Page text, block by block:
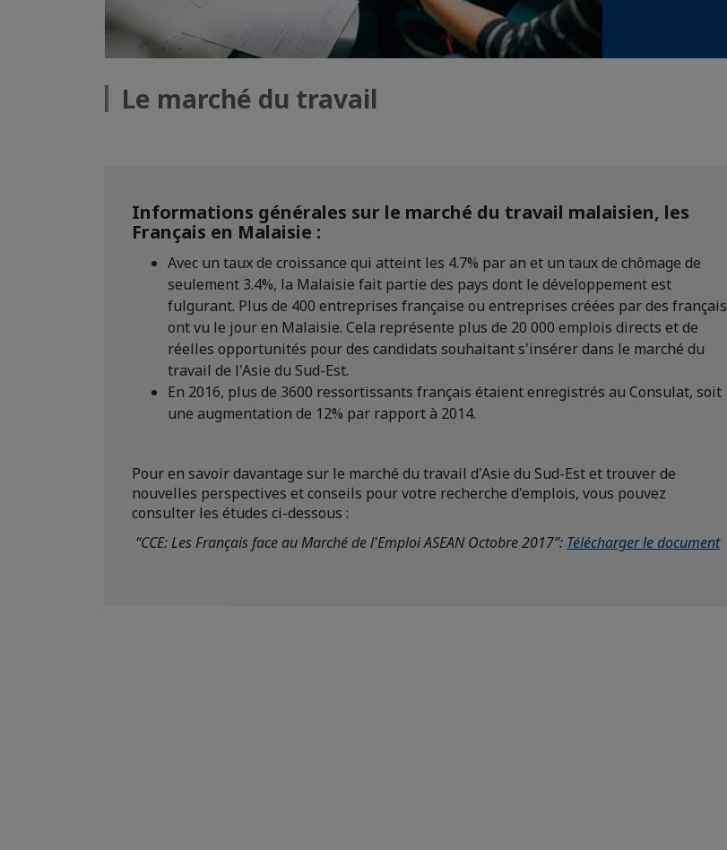
Le marché du travail
Informations générales sur le marché du travail malaisien, les
Français en Malaisie :
Avec un taux de croissance qui atteint les 4.7% par an et un taux de chômage de
seulement 3.4%, la Malaisie fait partie des pays dont le développement est
fulgurant. Plus de 400 entreprises française ou entreprises créées par des français
ont vu le jour en Malaisie. Cela représente plus de 20 000 emplois directs et de
réelles opportunités pour des candidats souhaitant s'insérer dans le marché du
travail de l'Asie du Sud-Est.
En 2016, plus de 3600 ressortissants français étaient enregistrés au Consulat, soit
une augmentation de 12% par rapport à 2014.
Pour en savoir davantage sur le marché du travail d'Asie du Sud-Est et trouver de
nouvelles perspectives et conseils pour votre recherche d'emplois, vous pouvez
consulter les études ci-dessous :
“CCE: Les Français face au Marché de l'Emploi ASEAN Octobre 2017”: Télécharger le document